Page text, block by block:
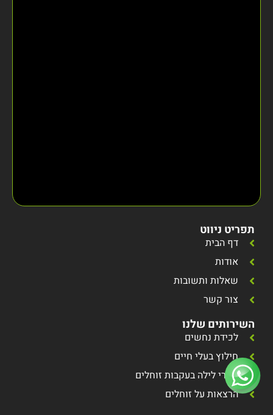
תפריט ניווט
דף הבית
אודות
שאלות ותשובות
צור קשר
השירותים שלנו
לכידת נחשים
חילוץ בעלי חיים
סיורי לילה בעקבות זוחלים
הרצאות על זוחלים